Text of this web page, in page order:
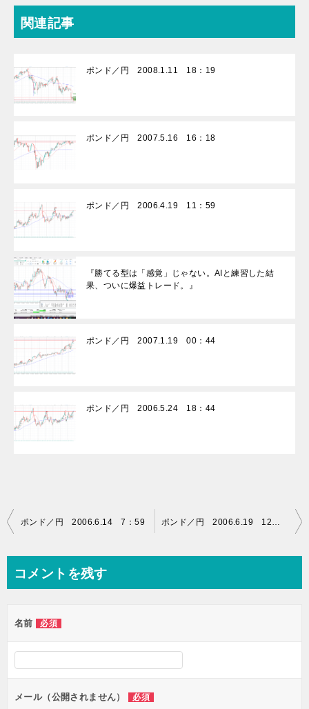
関連記事
ポンド／円 2008.1.11 18：19
ポンド／円 2007.5.16 16：18
ポンド／円 2006.4.19 11：59
『勝てる型は「感覚」じゃない。AIと練習した結
果、ついに爆益トレード。』
ポンド／円 2007.1.19 00：44
ポンド／円 2006.5.24 18：44
投
ビ
ー
シ
ン
ポンド／円 2006.6.14 7：59 ポンド／円 2006.6.19 12：09
コメントを残す
名前 必須
メール（公開されません） 必須